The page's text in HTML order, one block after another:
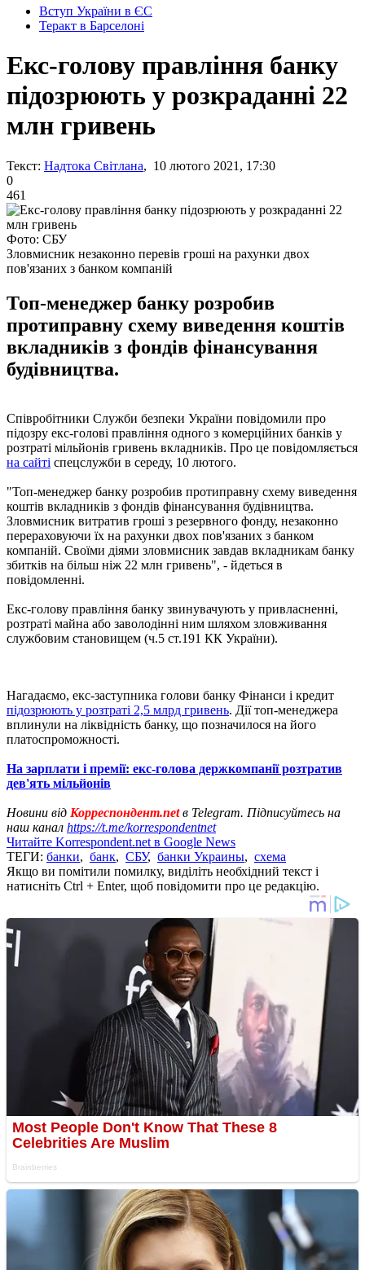
Вступ України в ЄС
Теракт в Барселоні
Екс-голову правління банку
підозрюють у розкраданні 22
млн гривень
Текст: Надтока Світлана, 10 лютого 2021, 17:30
0
461
Фото: СБУ
Зловмисник незаконно перевів гроші на рахунки двох
пов'язаних з банком компаній
Топ-менеджер банку розробив
протиправну схему виведення коштів
вкладників з фондів фінансування
будівництва.
Співробітники Служби безпеки України повідомили про
підозру екс-голові правління одного з комерційних банків у
розтраті мільйонів гривень вкладників. Про це повідомляється
на сайті спецслужби в середу, 10 лютого.
"Топ-менеджер банку розробив протиправну схему виведення
коштів вкладників з фондів фінансування будівництва.
Зловмисник витратив гроші з резервного фонду, незаконно
перераховуючи їх на рахунки двох пов'язаних з банком
компаній. Своїми діями зловмисник завдав вкладникам банку
збитків на більш ніж 22 млн гривень", - йдеться в
повідомленні.
Екс-голову правління банку звинувачують у привласненні,
розтраті майна або заволодінні ним шляхом зловживання
службовим становищем (ч.5 ст.191 КК України).
Нагадаємо, екс-заступника голови банку Фінанси і кредит
підозрюють у розтраті 2,5 млрд гривень. Дії топ-менеджера
вплинули на ліквідність банку, що позначилося на його
платоспроможності.
На зарплати і премії: екс-голова держкомпанії розтратив
дев'ять мільйонів
Новини від Корреспондент.netв Telegram. Підписуйтесь на
наш канал https://t.me/korrespondentnet
Читайте Korrespondent.net в Google News
ТЕГИ: банки, банк, СБУ, банки Украины, схема
Якщо ви помітили помилку, виділіть необхідний текст і
натисніть Ctrl + Enter, щоб повідомити про це редакцію.